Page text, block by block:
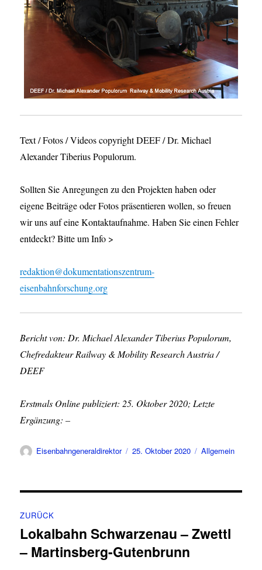
Text / Fotos / Videos copyright DEEF / Dr. Michael
Alexander Tiberius Populorum.
Sollten Sie Anregungen zu den Projekten haben oder
eigene Beiträge oder Fotos präsentieren wollen, so freuen
wir uns auf eine Kontaktaufnahme. Haben Sie einen Fehler
entdeckt? Bitte um Info >
redaktion@dokumentationszentrum-
eisenbahnforschung.org
Bericht von: Dr. Michael Alexander Tiberius Populorum,
Chefredakteur Railway & Mobility Research Austria /
DEEF
Erstmals Online publiziert: 25. Oktober 2020; Letzte
Ergänzung: –
Autor
Eisenbahngeneraldirektor
Veröffentlicht
25. Oktober 2020 Kategorien
Allgemein
ZURÜCK
Vorheriger
Beitrag:
Lokalbahn Schwarzenau – Zwettl
– Martinsberg-Gutenbrunn